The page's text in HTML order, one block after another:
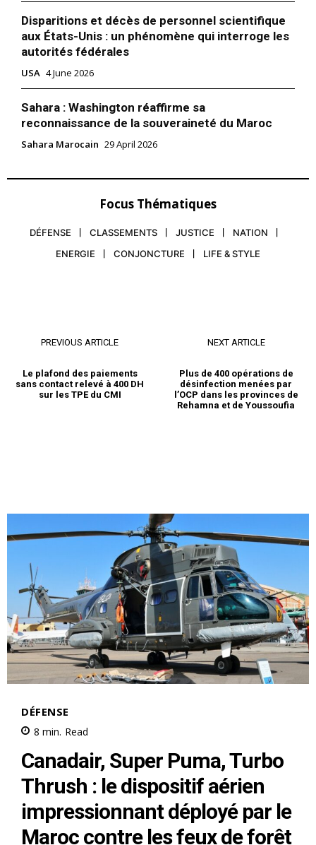
Disparitions et décès de personnel scientifique
aux États-Unis : un phénomène qui interroge les
autorités fédérales
USA 4 June 2026
Sahara : Washington réaffirme sa
reconnaissance de la souveraineté du Maroc
Sahara Marocain 29 April 2026
Focus Thématiques
DÉFENSE CLASSEMENTS JUSTICE
NATION
ENERGIE
CONJONCTURE LIFE & STYLE
PREVIOUS ARTICLE
Le plafond des paiements
sans contact relevé à 400 DH
sur les TPE du CMI
NEXT ARTICLE
Plus de 400 opérations de
désinfection menées par
l’OCP dans les provinces de
Rehamna et de Youssoufia